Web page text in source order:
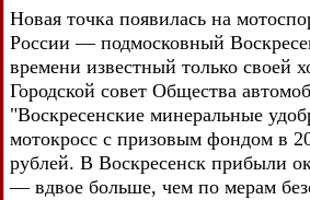
Новая точка появилась на
России — подмосковный
времени известный только своей
Городской совет Общества
"Воскресенские минеральные
мотокросс с призовым фондом в
рублей. В Воскресенск прибыли
— вдвое больше, чем по мерам